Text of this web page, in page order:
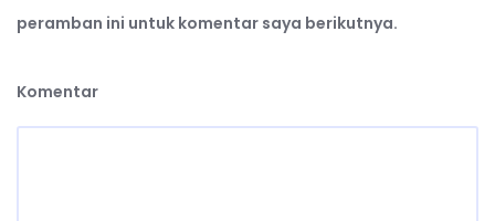
peramban ini untuk komentar saya berikutnya.
Komentar